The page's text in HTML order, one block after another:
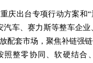
庆出台专项行动方案和
汽车、赛力斯等整车企
配套市场，聚焦补链强链
照整零协同、软硬结合